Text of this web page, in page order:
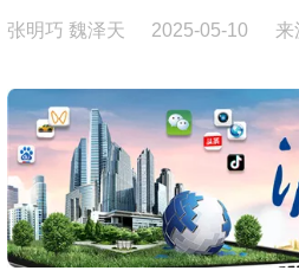
张明巧 魏泽天 2025-05-10 来